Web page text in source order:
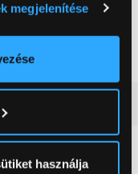
annak konkrét
Részletek
visszavonhatja a
megjelenítése
használja
Ft